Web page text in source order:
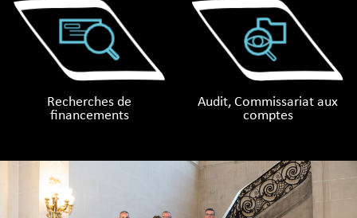
Recherches de
ﬁnancements
Audit, Commissariat aux
comptes